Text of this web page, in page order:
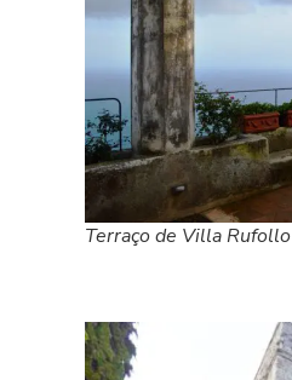
Terraço de Villa Rufollo